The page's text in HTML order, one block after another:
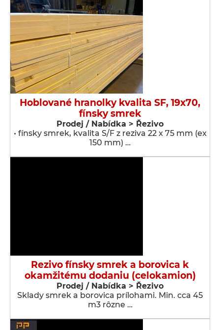
Hoblované hranolky kvalita SF, 19x70,
fínsky smrek
Prodej / Nabídka > Řezivo
• fínsky smrek, kvalita S/F z reziva 22 x 75 mm (ex
150 mm) …
Rezivo fínsky smrek a borovica k
okamžitému dodaniu (celokamion)
Prodej / Nabídka > Řezivo
Sklady smrek a borovica prílohami. Min. cca 45
m3 rôzne …